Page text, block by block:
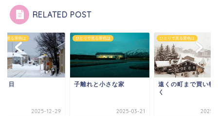
RELATED POST
で見る景色は
１日
2025-12-29
ひとりで見る景色は
子離れと小さな家
2025-03-21
ひとりで見る景色は
遠くの町まで買い物
く
2025-